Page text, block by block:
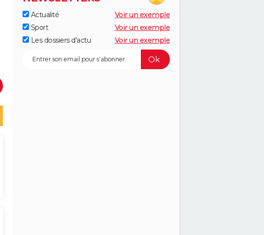
Actualité
Voir un exemple
Sport
Voir un exemple
Les dossiers d'actu
Voir un exemple